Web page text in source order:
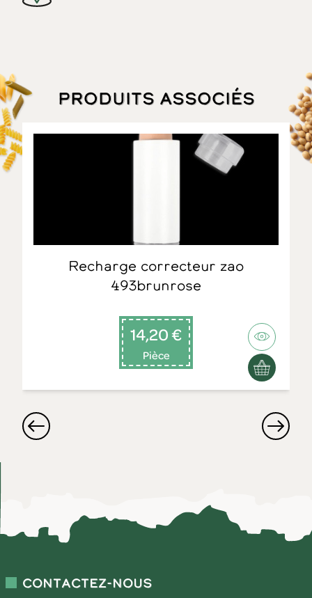
Produits associés
Recharge correcteur zao
493brunrose
14,20 €
Pièce
Contactez-nous